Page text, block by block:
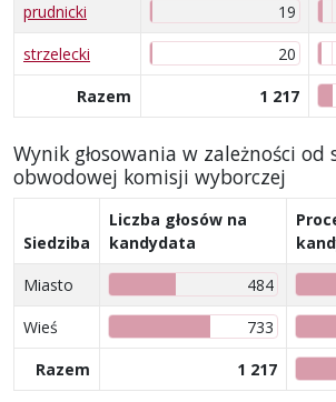
prudnicki
19
strzelecki
20
Razem
1 217
Wynik głosowania w zależności od
obwodowej komisji wyborczej
Siedziba
Liczba głosów na
kandydata
Miasto
484
Wieś
733
Razem
1 217